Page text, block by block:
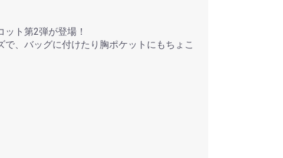
ット第2弾が登場！
、バッグに付けたり胸ポケットにもちょこ